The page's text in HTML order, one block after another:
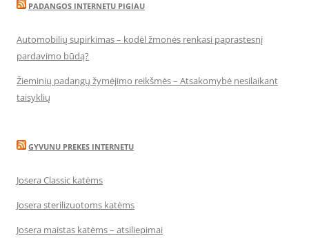
PADANGOS INTERNETU PIGIAU
Automobilių supirkimas – kodėl žmonės renkasi paprastesnį
pardavimo būdą?
Žieminių padangų žymėjimo reikšmės – Atsakomybė nesilaikant
taisyklių
GYVUNU PREKES INTERNETU
Josera Classic katėms
Josera sterilizuotoms katėms
Josera maistas katėms – atsiliepimai